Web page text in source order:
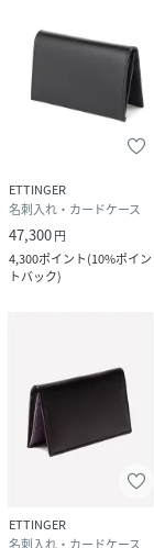
ETTINGER
名刺入れ・カードケース
47,300円
4,300ポイント(10%ポイン
トバック)
ETTINGER
名刺入れ・カードケース